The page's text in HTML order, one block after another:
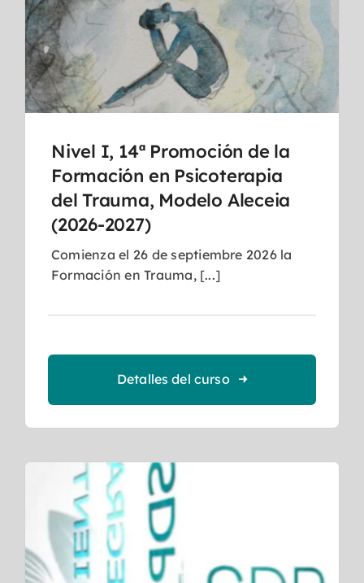
Nivel I, 14ª Promoción de la
Formación en Psicoterapia
del Trauma, Modelo Aleceia
(2026-2027)
Comienza el 26 de septiembre 2026 la
Formación en Trauma, [...]
Detalles del curso